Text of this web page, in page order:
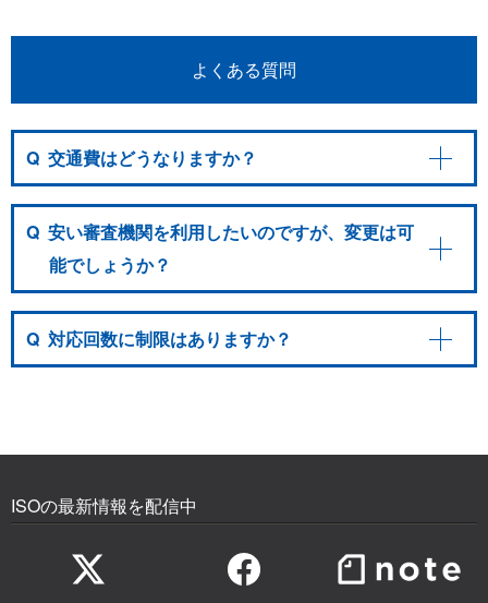
よくある質問
Q 交通費はどうなりますか？
Q 安い審査機関を利用したいのですが、変更は可
能でしょうか？
Q 対応回数に制限はありますか？
ISOの最新情報を配信中